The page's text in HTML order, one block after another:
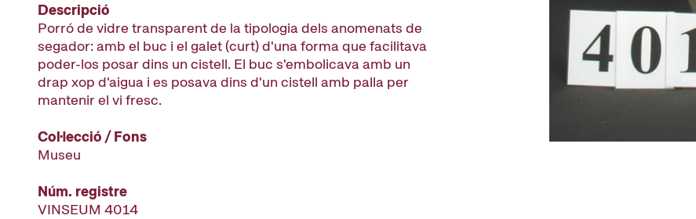
Descripció
Porró de vidre transparent de la tipologia dels anomenats de
segador: amb el buc i el galet (curt) d'una forma que facilitava
poder-los posar dins un cistell. El buc s'embolicava amb un
drap xop d'aigua i es posava dins d'un cistell amb palla per
mantenir el vi fresc.
Col·lecció / Fons
Museu
Núm. registre
VINSEUM 4014